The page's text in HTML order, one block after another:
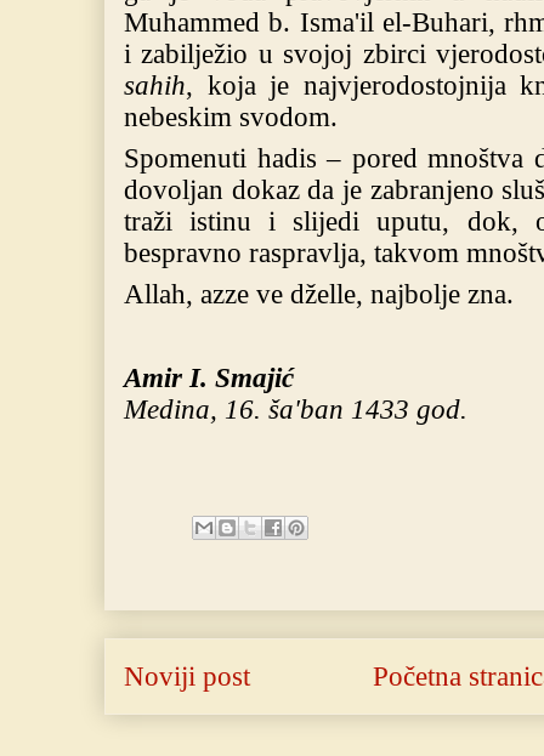
Muhammed b. Isma'il el-Buhari,
i zabilježio u svojoj zbirci
sahih, koja je najvjerodostojnija
nebeskim svodom.
Spomenuti hadis – pored mnoštva
dovoljan dokaz da je zabranjeno
traži istinu i slijedi uputu, dok,
bespravno raspravlja, takvom
Allah, azze ve dželle, najbolje zna.
Amir I. Smajić
Medina, 16. ša'ban 1433 god.
Noviji post Početna